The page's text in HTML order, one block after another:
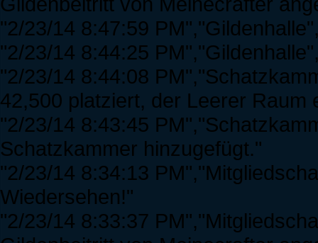
"2/23/14 8:47:59
"2/23/14 8:44:25
"2/23/14 8:44:08
42,500 platziert, der Leerer Raum
"2/23/14 8:43:45
Schatzkammer hinzugefügt."
"2/23/14 8:34:13
Wiedersehen!"
"2/23/14 8:33:37